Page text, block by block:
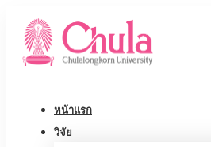
หน้าแรก
วิจัย